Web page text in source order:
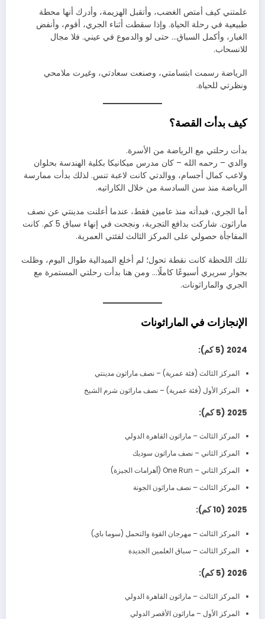
علمتني كيف أمتص الغضب، وأتقبل الهزيمة، وأدرك أنها محطة
طبيعية في رحلة الحياة. وإذا سقطت أثناء الجري، أقوم، وأنفض
الغبار، وأكمل السباق… حتى لو والدموع في عيني. فلا مجال
للانسحاب.
الرياضة رسمت ابتسامتي، وصنعت سعادتي، وغيرت ملامحي
ونظرتي للحياة.
كيف بدأت القصة؟
بدأت رحلتي مع الرياضة من الأسرة.
والدي – رحمه الله – كان مدرس ميكانيكا بكلية الهندسة بحلوان
ولاعب كمال أجسام، ووالدتي كانت لاعبة تنس. لذلك بدأت ممارسة
الرياضة منذ سن السادسة من خلال الكاراتيه.
أما الجري، فبدأته منذ عامين فقط، عندما أعلنت مدينتي عن نصف
ماراثون. شاركت بدافع التجربة، ونجحت في إنهاء سباق 5 كم. كانت
المفاجأة حصولي على المركز الثالث لفئتي العمرية.
تلك اللحظة كانت نقطة تحول؛ لم أخلع الميدالية طوال اليوم، وظلت
بجوار سريري أسبوعًا كاملًا… ومن هنا بدأت رحلتي المستمرة مع
الجري والماراثونات.
الإنجازات في الماراثونات
2024 (5 كم):
المركز الثالث (فئة عمرية) – نصف ماراثون مدينتي
المركز الأول (فئة عمرية) – نصف ماراثون شرم الشيخ
2025 (5 كم):
المركز الثالث – ماراثون القاهرة الدولي
المركز الثاني – نصف ماراثون سوديك
المركز الثاني – One Run (أهرامات الجيزة)
المركز الثالث – نصف ماراثون الجونة
2025 (10 كم):
المركز الثالث – مهرجان القوة والتحمل (سوما باي)
المركز الثالث – سباق العلمين الجديدة
2026 (5 كم):
المركز الثالث – ماراثون القاهرة الدولي
المركز الأول – ماراثون الأقصر الدولي